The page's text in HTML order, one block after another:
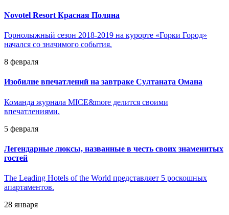
Novotel Resort Красная Поляна
Горнолыжный сезон 2018-2019 на курорте «Горки Город»
начался со значимого события.
8 февраля
Изобилие впечатлений на завтраке Султаната Омана
Команда журнала MICE&more делится своими
впечатлениями.
5 февраля
Легендарные люксы, названные в честь своих знаменитых
гостей
The Leading Hotels of the World представляет 5 роскошных
апартаментов.
28 января